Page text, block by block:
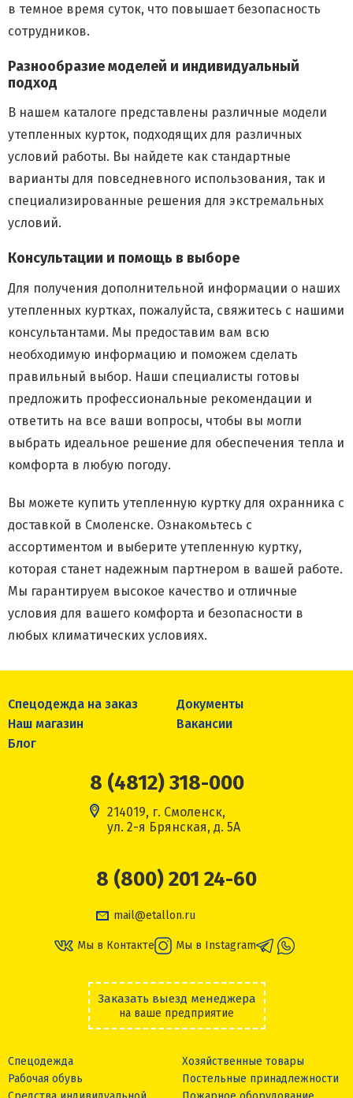
в темное время суток, что повышает безопасность
сотрудников.
Разнообразие моделей и индивидуальный
подход
В нашем каталоге представлены различные модели
утепленных курток, подходящих для различных
условий работы. Вы найдете как стандартные
варианты для повседневного использования, так и
специализированные решения для экстремальных
условий.
Консультации и помощь в выборе
Для получения дополнительной информации о наших
утепленных куртках, пожалуйста, свяжитесь с нашими
консультантами. Мы предоставим вам всю
необходимую информацию и поможем сделать
правильный выбор. Наши специалисты готовы
предложить профессиональные рекомендации и
ответить на все ваши вопросы, чтобы вы могли
выбрать идеальное решение для обеспечения тепла и
комфорта в любую погоду.
Вы можете купить утепленную куртку для охранника с
доставкой в Смоленске. Ознакомьтесь с
ассортиментом и выберите утепленную куртку,
которая станет надежным партнером в вашей работе.
Мы гарантируем высокое качество и отличные
условия для вашего комфорта и безопасности в
любых климатических условиях.
Спецодежда на заказ
Документы
Наш магазин
Вакансии
Блог
8 (4812) 318-000
214019, г. Смоленск,
ул. 2-я Брянская, д. 5А
8 (800) 201 24-60
mail@etallon.ru
Мы в Контакте Мы в Instagram
Заказать выезд менеджера
на ваше предприятие
Спецодежда
Рабочая обувь
Хозяйственные товары
Постельные принадлежности